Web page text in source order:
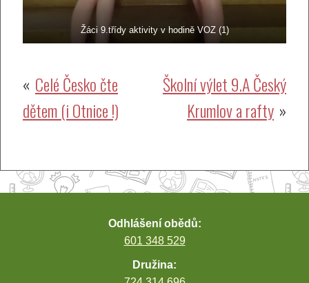
Žáci 9.třídy aktivity v hodině VOZ (1)
Navigace
pro
Celé Česko čte
dětem (i Otnice !)
Školní výlet 9.A Český
Krumlov a rafty
Odhlášení obědů:
601 348 529
Družina: